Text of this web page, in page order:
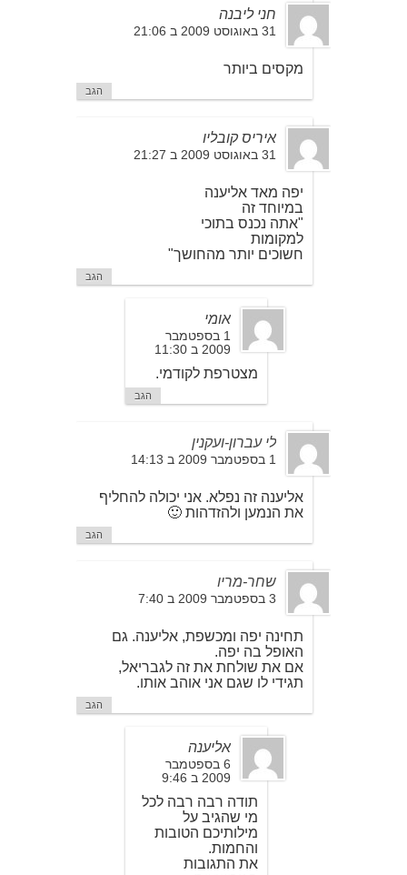
חני ליבנה
31 באוגוסט 2009 ב 21:06
מקסים ביותר
הגב
איריס קובליו
31 באוגוסט 2009 ב 21:27
יפה מאד אליענה
במיוחד זה
"אתה נכנס בתוכי
למקומות
חשוכים יותר מהחושך"
הגב
אומי
1 בספטמבר
2009 ב 11:30
מצטרפת לקודמי.
הגב
לי עברון-ועקנין
1 בספטמבר 2009 ב 14:13
אליענה זה נפלא. אני יכולה להחליף
את הנמען ולהזדהות 🙂
הגב
שחר-מריו
3 בספטמבר 2009 ב 7:40
תחינה יפה ומכשפת, אליענה. גם
האופל בה יפה.
אם את שולחת את זה לגבריאל,
תגידי לו שגם אני אוהב אותו.
הגב
אליענה
6 בספטמבר
2009 ב 9:46
תודה רבה רבה לכל
מי שהגיב על
מילותיכם הטובות
והחמות.
את התגובות